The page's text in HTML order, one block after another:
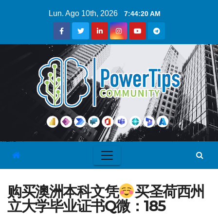
Lun. Ago 10th, 2026 7:44:21 AM
购买澳洲本科文凭
买圣荷西州
立大学毕业证书Q微：185